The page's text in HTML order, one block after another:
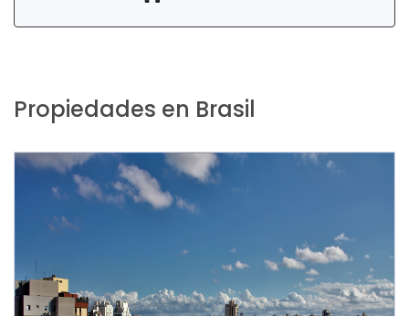
Propiedades en Brasil